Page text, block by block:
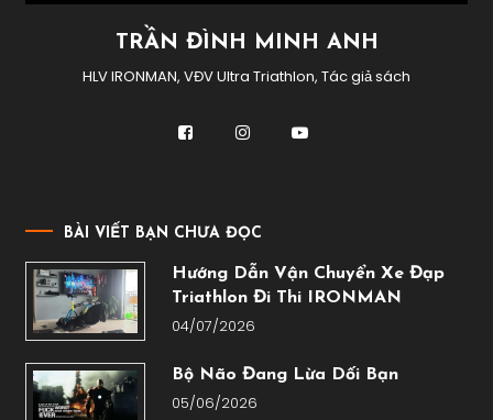
TRẦN ĐÌNH MINH ANH
HLV IRONMAN, VĐV Ultra Triathlon, Tác giả sách
BÀI VIẾT BẠN CHƯA ĐỌC
Hướng Dẫn Vận Chuyển Xe Đạp
Triathlon Đi Thi IRONMAN
04/07/2026
Bộ Não Đang Lừa Dối Bạn
05/06/2026